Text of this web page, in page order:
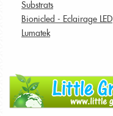
Substrats
Bionicled - Eclairage LED
Lumatek